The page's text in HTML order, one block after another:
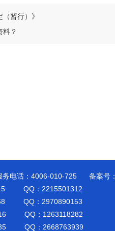
暂行）》
料？
电话：4006-010-725 备案号：
QQ：2215501312
QQ：2970890153
QQ：1263118282
QQ：2668763939